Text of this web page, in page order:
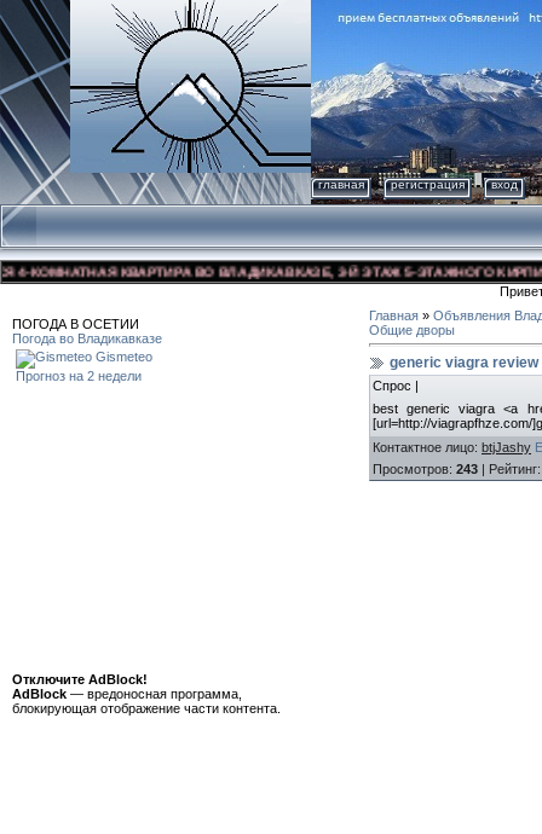
главная регистрация вход
КОМНАТНАЯ КВАРТИРА ВО ВЛАДИКАВКАЗЕ, 3-Й ЭТАЖ 5-ЭТАЖНОГО
ПОГОДА В ОСЕТИИ
Погода во Владикавказе
Gismeteo
Прогноз на 2 недели
Отключите AdBlock!
AdBlock — вредоносная программа,
блокирующая отображение части контента.
Главная » Объявления
Общие дворы
generic viagra
Спрос |
best generic viagra <a
[url=http://viagrapfhze.com/
Контактное лицо: btjJashy E
Просмотров: 243 | Рейтинг